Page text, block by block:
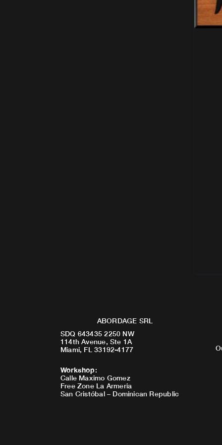
ABORDAGE SRL
SDQ 643435 2250 NW
114th Avenue, Ste 1A
Miami, FL 33192-4177
Workshop:
Calle Maximo Gomez
Free Zone La Armeria
San Cristóbal – Dominican Republic